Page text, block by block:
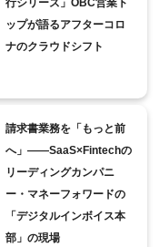
行シリーズ」OBC営業ト
ップが語るアフターコロ
ナのクラウドシフト
請求書業務を「もっと前
へ」――SaaS×Fintechの
リーディングカンパニ
ー・マネーフォワードの
「デジタルインボイス本
部」の現場